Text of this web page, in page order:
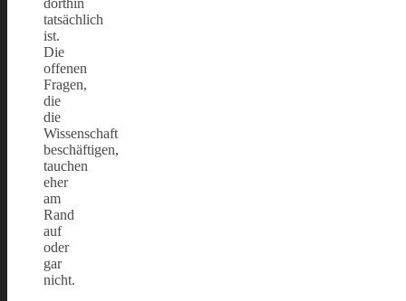
tatsächlich
ist.
Die
offenen
Fragen,
die
die
Wissenschaft
beschäftigen,
tauchen
eher
am
Rand
auf
oder
gar
nicht.